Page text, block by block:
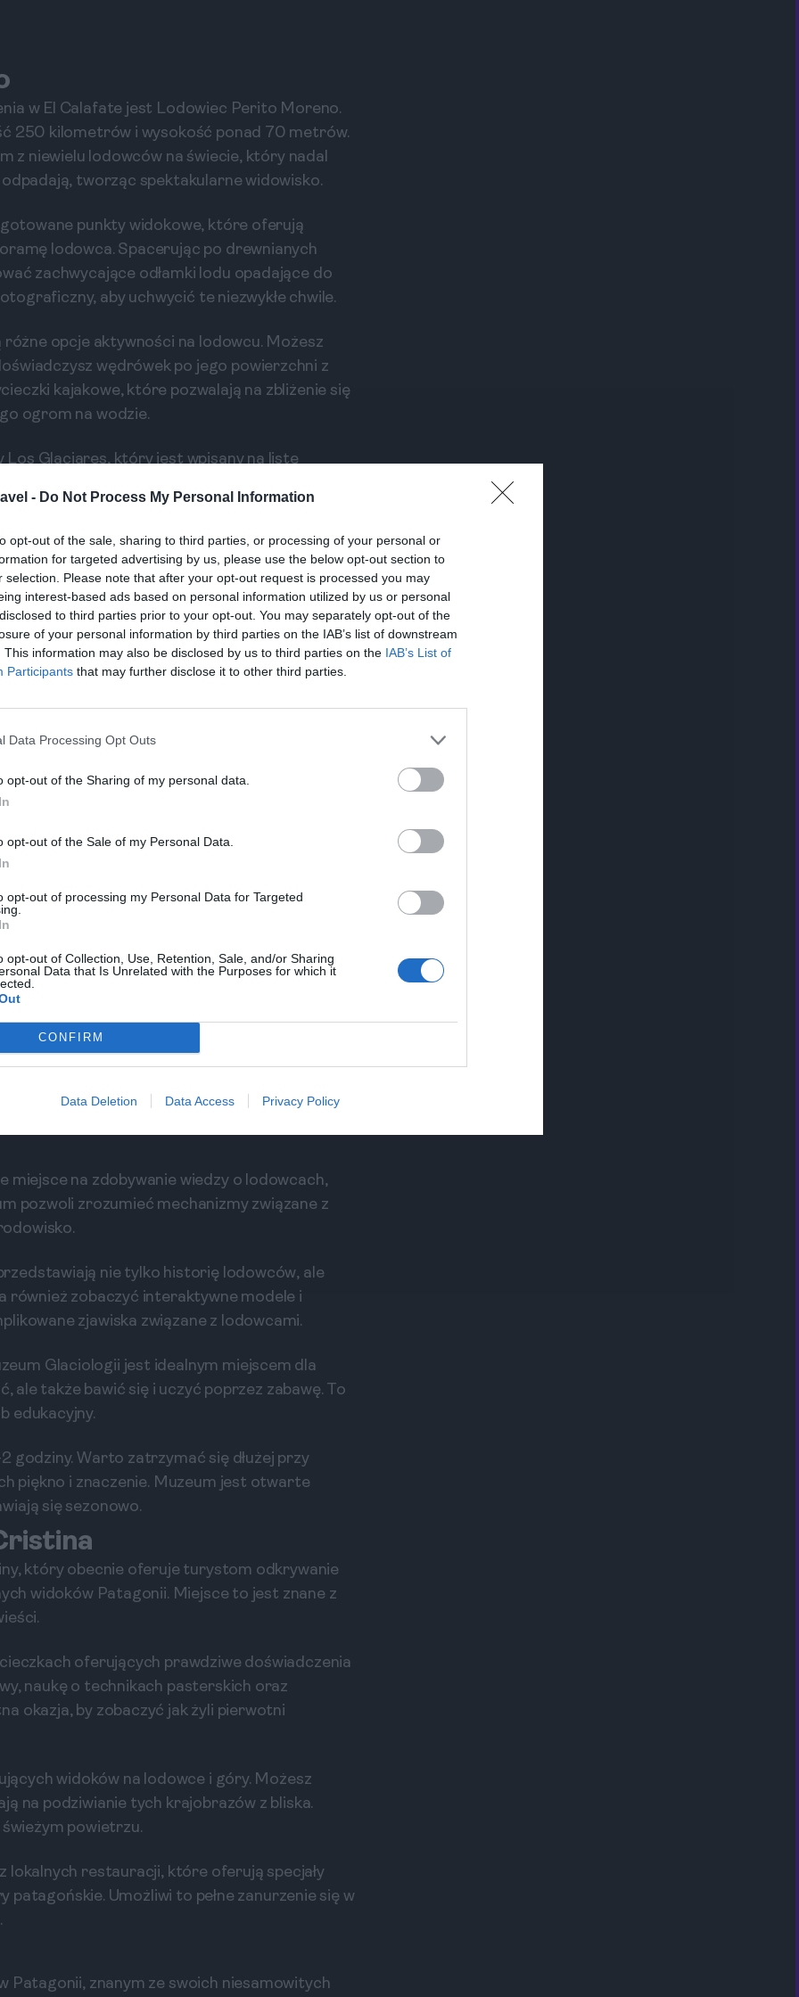
- Do Not Process My Personal Information
opt-out of the sale, sharing to third parties, or processing of your personal or
for targeted advertising by us, please use the below opt-out section to
selection. Please note that after your opt-out request is processed you may
interest-based ads based on personal information utilized by us or personal
to third parties prior to your opt-out. You may separately opt-out of the
of your personal information by third parties on the IAB’s list of downstream
This information may also be disclosed by us to third parties on the IAB’s List of
Participants that may further disclose it to other third parties.
Data Processing Opt Outs
opt-out of the Sharing of my personal data.
opt-out of the Sale of my Personal Data.
opt-out of processing my Personal Data for Targeted
opt-out of Collection, Use, Retention, Sale, and/or Sharing
Data that Is Unrelated with the Purposes for which it
CONFIRM
Data Deletion Data Access Privacy Policy
w El Calafate jest Lodowiec Perito Moreno.
250 kilometrów i wysokość ponad 70 metrów.
z niewielu lodowców na świecie, który nadal
tworząc spektakularne widowisko.
punkty widokowe, które oferują
lodowca. Spacerując po drewnianych
zachwycające odłamki lodu opadające do
aby uchwycić te niezwykłe chwile.
opcje aktywności na lodowcu. Możesz
wędrówek po jego powierzchni z
kajakowe, które pozwalają na zbliżenie się
ogrom na wodzie.
Glaciares, który jest wpisany na listę
ale również inne spektakularne lodowce,
w postaci wędrówek, jazdy na rowerze
raj dla miłośników przyrody.
w El Calafate. Oferuje różnorodne punkty
w piersiach widoki na lodowce i otaczające
przyrody.
punkty widokowe w regionie, takie
z tych punktów oferuje unikalne widoki i
zwróć uwagę na różnorodność
wspinaczy, ale także dla rodzin i osób,
są dobrze oznakowane, a pobliskie miejsca
krajobrazów. Jest to idealna okazja, by
na Rondo de los Glaciares, aby w pełni
ze sobą coś do jedzenia i picia, aby móc w
Jakie są najlepsze miesiące na wizytę w El
Calafate?
miejsce na zdobywanie wiedzy o lodowcach,
pozwoli zrozumieć mechanizmy związane z
nie tylko historię lodowców, ale
również zobaczyć interaktywne modele i
zjawiska związane z lodowcami.
Glaciologii jest idealnym miejscem dla
ale także bawić się i uczyć poprzez zabawę. To
edukacyjny.
godziny. Warto zatrzymać się dłużej przy
piękno i znaczenie. Muzeum jest otwarte
się sezonowo.
który obecnie oferuje turystom odkrywanie
widoków Patagonii. Miejsce to jest znane z
oferujących prawdziwe doświadczenia
naukę o technikach pasterskich oraz
okazja, by zobaczyć jak żyli pierwotni
widoków na lodowce i góry. Możesz
na podziwianie tych krajobrazów z bliska.
powietrzu.
lokalnych restauracji, które oferują specjały
Umożliwi to pełne zanurzenie się w
znanym ze swoich niesamowitych